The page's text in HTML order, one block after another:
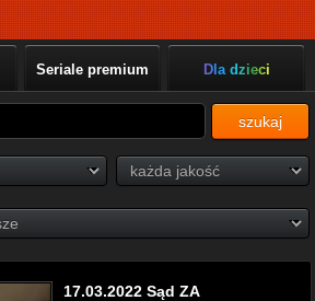
Seriale premium Dla dzieci
szukaj
17.03.2022 Sąd ZA